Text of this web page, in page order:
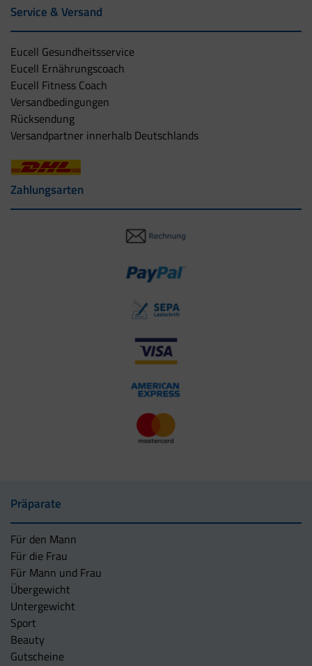
Service & Versand
Eucell Gesundheitsservice
Eucell Ernährungscoach
Eucell Fitness Coach
Versandbedingungen
Rücksendung
Versandpartner innerhalb Deutschlands
Zahlungsarten
Präparate
Für den Mann
Für die Frau
Für Mann und Frau
Übergewicht
Untergewicht
Sport
Beauty
Gutscheine